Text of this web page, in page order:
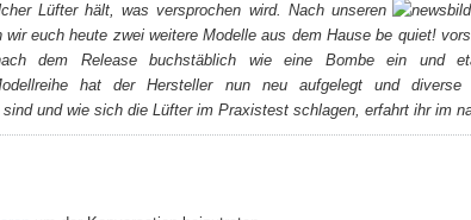
Lüfter hält, was versprochen wird. Nach unseren
wir euch heute zwei weitere Modelle aus dem Hause be quiet!
dem Release buchstäblich wie eine Bombe ein und
hat der Hersteller nun neu aufgelegt und diverse
und wie sich die Lüfter im Praxistest schlagen, erfahrt ihr im